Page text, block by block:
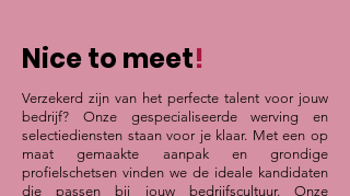
Nice to meet!
Verzekerd zijn van het perfecte talent voor jouw
bedrijf? Onze gespecialiseerde werving en
selectiediensten staan voor je klaar. Met een op
maat gemaakte aanpak en grondige
profielschetsen vinden we de ideale kandidaten
die passen bij jouw bedrijfscultuur. Onze